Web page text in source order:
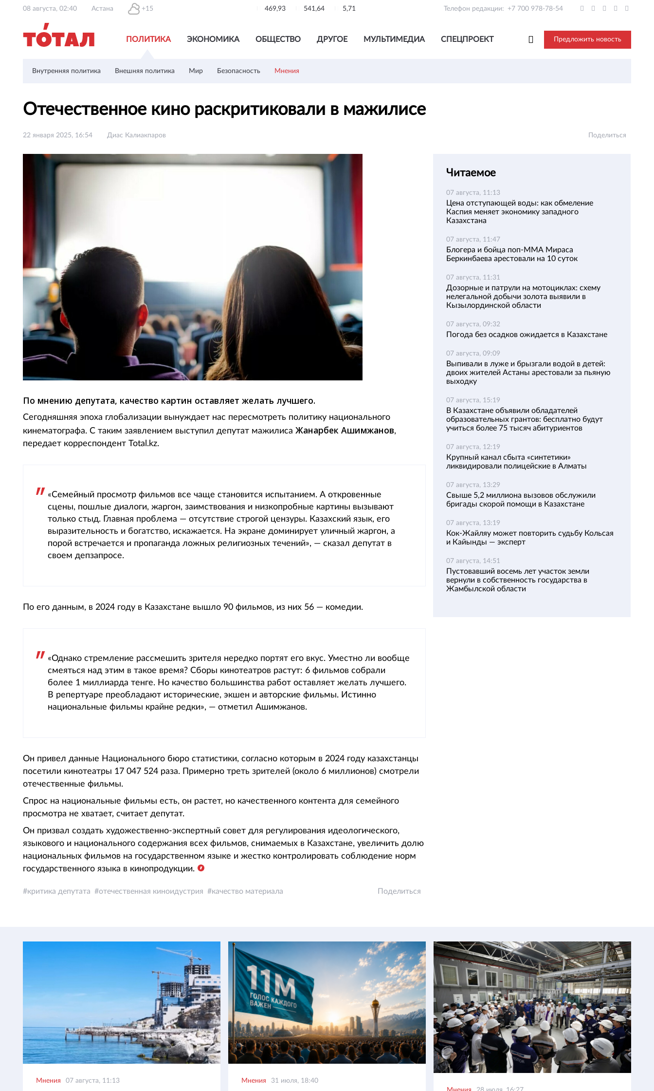
08 августа, 02:40 Астана +15 469,93 541,64 5,71 Телефон редакции: +7 700 978-78-54
ПОЛИТИКА ЭКОНОМИКА ОБЩЕСТВО ДРУГОЕ МУЛЬТИМЕДИА СПЕЦПРОЕКТ Предложить новость
Внутренняя политика Внешняя политика Мир Безопасность Мнения
Отечественное кино раскритиковали в мажилисе
22 января 2025, 16:54 Диас Калиакпаров Поделиться
По мнению депутата, качество картин оставляет желать лучшего.
Сегодняшняя эпоха глобализации вынуждает нас пересмотреть политику национального
кинематографа. С таким заявлением выступил депутат мажилиса Жанарбек Ашимжанов,
передает корреспондент Total.kz.
«Семейный просмотр фильмов все чаще становится испытанием. А откровенные
сцены, пошлые диалоги, жаргон, заимствования и низкопробные картины вызывают
только стыд. Главная проблема — отсутствие строгой цензуры. Казахский язык, его
выразительность и богатство, искажается. На экране доминирует уличный жаргон, а
порой встречается и пропаганда ложных религиозных течений», — сказал депутат в
своем депзапросе.
По его данным, в 2024 году в Казахстане вышло 90 фильмов, из них 56 — комедии.
«Однако стремление рассмешить зрителя нередко портят его вкус. Уместно ли вообще
смеяться над этим в такое время? Сборы кинотеатров растут: 6 фильмов собрали
более 1 миллиарда тенге. Но качество большинства работ оставляет желать лучшего.
В репертуаре преобладают исторические, экшен и авторские фильмы. Истинно
национальные фильмы крайне редки», — отметил Ашимжанов.
Он привел данные Национального бюро статистики, согласно которым в 2024 году казахстанцы
посетили кинотеатры 17 047 524 раза. Примерно треть зрителей (около 6 миллионов) смотрели
отечественные фильмы.
Спрос на национальные фильмы есть, он растет, но качественного контента для семейного
просмотра не хватает, считает депутат.
Он призвал создать художественно-экспертный совет для регулирования идеологического,
языкового и национального содержания всех фильмов, снимаемых в Казахстане, увеличить долю
национальных фильмов на государственном языке и жестко контролировать соблюдение норм
государственного языка в кинопродукции.
критика депутата отечественная киноидустрия качество материала Поделиться
Читаемое
07 августа, 11:13
Цена отступающей воды: как обмеление
Каспия меняет экономику западного
Казахстана
07 августа, 11:47
Блогера и бойца поп-ММА Мираса
Беркинбаева арестовали на 10 суток
07 августа, 11:31
Дозорные и патрули на мотоциклах: схему
нелегальной добычи золота выявили в
Кызылординской области
07 августа, 09:32
Погода без осадков ожидается в Казахстане
07 августа, 09:09
Выпивали в луже и брызгали водой в детей:
двоих жителей Астаны арестовали за пьяную
выходку
07 августа, 15:19
В Казахстане объявили обладателей
образовательных грантов: бесплатно будут
учиться более 75 тысяч абитуриентов
07 августа, 12:19
Крупный канал сбыта «синтетики»
ликвидировали полицейские в Алматы
07 августа, 13:29
Свыше 5,2 миллиона вызовов обслужили
бригады скорой помощи в Казахстане
07 августа, 13:19
Кок-Жайляу может повторить судьбу Кольсая
и Кайынды — эксперт
07 августа, 14:51
Пустовавший восемь лет участок земли
вернули в собственность государства в
Жамбылской области
Мнения 07 августа, 11:13 Мнения
31 июля, 18:40